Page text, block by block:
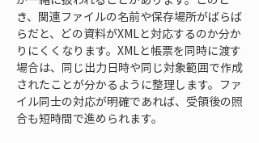
き、関連ファイルの名前や保存場所がばらば
らだと、どの資料がXMLと対応するのか分か
りにくくなります。XMLと帳票を同時に渡す
場合は、同じ出力日時や同じ対象範囲で作成
されたことが分かるように整理します。ファ
イル同士の対応が明確であれば、受領後の照
合も短時間で進められます。